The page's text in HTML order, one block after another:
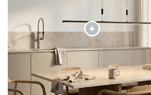
webwinkel